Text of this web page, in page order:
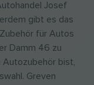
Josef
gibt es das
für Autos
Damm 46 zu
Autozubehör bist,
Greven